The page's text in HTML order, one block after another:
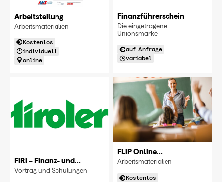
Arbeitsteilung
Arbeitsmaterialien
Kostenlos
individuell
online
Finanzführerschein
Die eingetragene
Unionsmarke
auf Anfrage
variabel
FiRi – Finanz- und
Risikomanagement
Vortrag und Schulungen
FLiP Online
Unterrichtsmaterial
Arbeitsmaterialien
Kostenlos